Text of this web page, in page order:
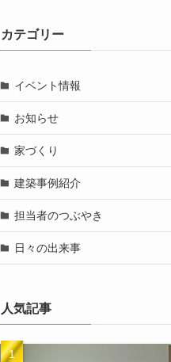
カテゴリー
イベント情報
お知らせ
家づくり
建築事例紹介
担当者のつぶやき
日々の出来事
人気記事